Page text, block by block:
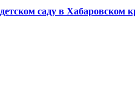
саду в Хабаровском